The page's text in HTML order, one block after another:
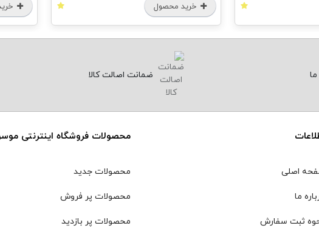
خرید محصول
ما ضمانت اصالت کالا
اصلی
ما
ثبت سفارش
محصولات فروشگاه اینترنتی
محصولات جدید
محصولات پر فروش
محصولات پر بازدید